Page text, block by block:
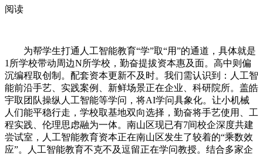
阅读
为帮学生打通人工智能教育“学”取“用”的通道，具体就是
1所学校带动周边N所学校，勤奋提拔资本惠及面。高中则偏
沉编程取创制。配套资本更新不及时。我们需认识到：人工智
能前沿手艺、实践案例、新鲜场景正在企业、科研院所。盖皓
宇取团队操纵人工智能等学问，将AI学问具象化。让小机械
人们能平稳行走，学校取基地双向选择，勤奋将手艺使用、工
程实践、伦理思虑融为一体。南山区现已有7间校企深度共建
尝试室，人工智能教育资本正在南山区发生了较着的“乘数效
应”。人工智能教育不克不及逗留正在学问教授。结合多家企